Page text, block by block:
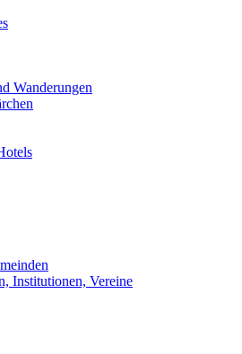
Wanderungen
Institutionen, Vereine